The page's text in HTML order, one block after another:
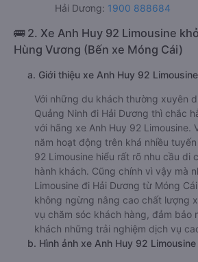
Hải Dương: 1900 888684
🚌 2. Xe Anh Huy 92 Limousine
Hùng Vương (Bến xe Móng Cái)
a. Giới thiệu xe Anh Huy 92 Limousine
Với những du khách thường xuyên
Quảng Ninh đi Hải Dương thì chắc
với hãng xe Anh Huy 92 Limousine.
năm hoạt động trên khá nhiều
92 Limousine hiểu rất rõ nhu cầu di
hành khách. Cũng chính vì vậy mà
Limousine đi Hải Dương từ Móng
không ngừng nâng cao chất lượng
vụ chăm sóc khách hàng, đảm bảo
khách những trải nghiệm dịch vụ
b. Hình ảnh xe Anh Huy 92 Limousine